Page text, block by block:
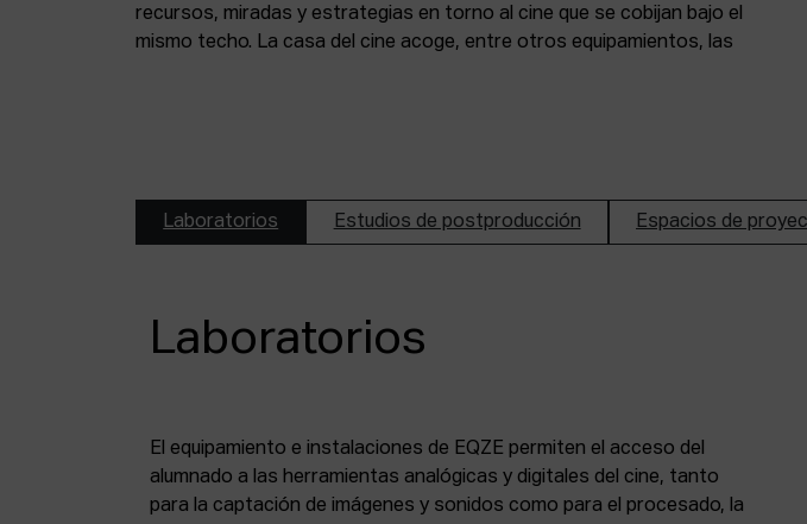
recursos, miradas y estrategias en torno al cine que se cobijan bajo el
mismo techo. La casa del cine acoge, entre otros equipamientos, las
Laboratorios Estudios de postproducción Espacios de
Laboratorios
El equipamiento e instalaciones de EQZE permiten el acceso del
alumnado a las herramientas analógicas y digitales del cine, tanto
para la captación de imágenes y sonidos como para el procesado, la
fotoquímico, de un estudio de postproducción de imagen y sonido
digital, de puestos de digitalización de 8 mm, 16 mm y 35 mm, de un
puesto de digitalización de magnético y de un atelier de proyección (8